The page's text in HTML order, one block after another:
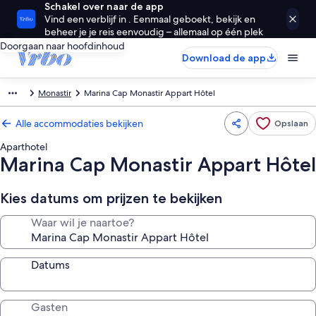
Schakel over naar de app
Vind een verblijf in . Eenmaal geboekt, bekijk en
beheer je je reis eenvoudig – allemaal op één plek
Doorgaan naar hoofdinhoud
Download de app
Monastir Marina Cap Monastir Appart Hôtel
Alle accommodaties bekijken Opslaan
Aparthotel
Marina Cap Monastir Appart Hôtel
Kies datums om prijzen te bekijken
Waar wil je naartoe?
Datums
Gasten